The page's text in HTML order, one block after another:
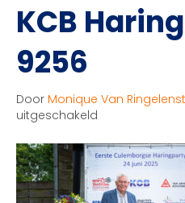
KCB
9256
Door Monique Van
uitgeschakeld
Haringparty-
9256